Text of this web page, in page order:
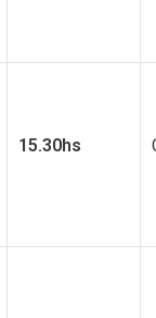
15.30hs